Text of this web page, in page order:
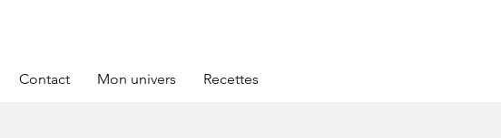
Contact Mon univers Recettes